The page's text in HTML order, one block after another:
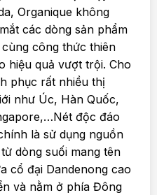
Organique không
các dòng sản phẩm
công thức thiên
hiệu quả vượt trội. Cho
phục rất nhiều thị
như Úc, Hàn Quốc,
độc đáo
là sử dụng nguồn
dòng suối mang tên
cổ đại Dandenong cao
và nằm ở phía Đông